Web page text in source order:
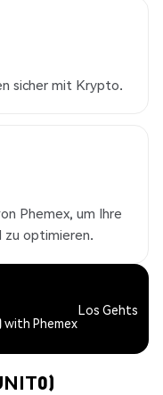
sicher mit Krypto.
Phemex, um Ihre
zu optimieren.
with Phemex
Los Gehts